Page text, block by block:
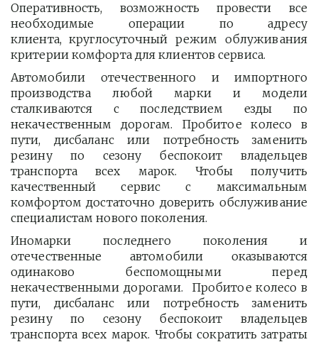
Оперативность, возможность провести все
необходимые операции по адресу
клиента, круглосуточный режим облуживания
критерии комфорта для клиентов сервиса.
Автомобили отечественного и импортного
производства любой марки и модели
сталкиваются с последствием езды по
некачественным дорогам. Пробитое колесо в
пути, дисбаланс или потребность заменить
резину по сезону беспокоит владельцев
транспорта всех марок. Чтобы получить
качественный сервис с максимальным
комфортом достаточно доверить обслуживание
специалистам нового поколения.
Иномарки последнего поколения и
отечественные автомобили оказываются
одинаково беспомощными перед
некачественными дорогами. Пробитое колесо в
пути, дисбаланс или потребность заменить
резину по сезону беспокоит владельцев
транспорта всех марок. Чтобы сократить затраты